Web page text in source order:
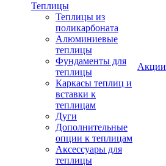
Теплицы
Теплицы из
поликарбоната
Алюминиевые
теплицы
Фундаменты для
теплицы
Каркасы теплиц и
вставки к
теплицам
Дуги
Дополнительные
опции к теплицам
Аксессуары для
теплицы
Акции